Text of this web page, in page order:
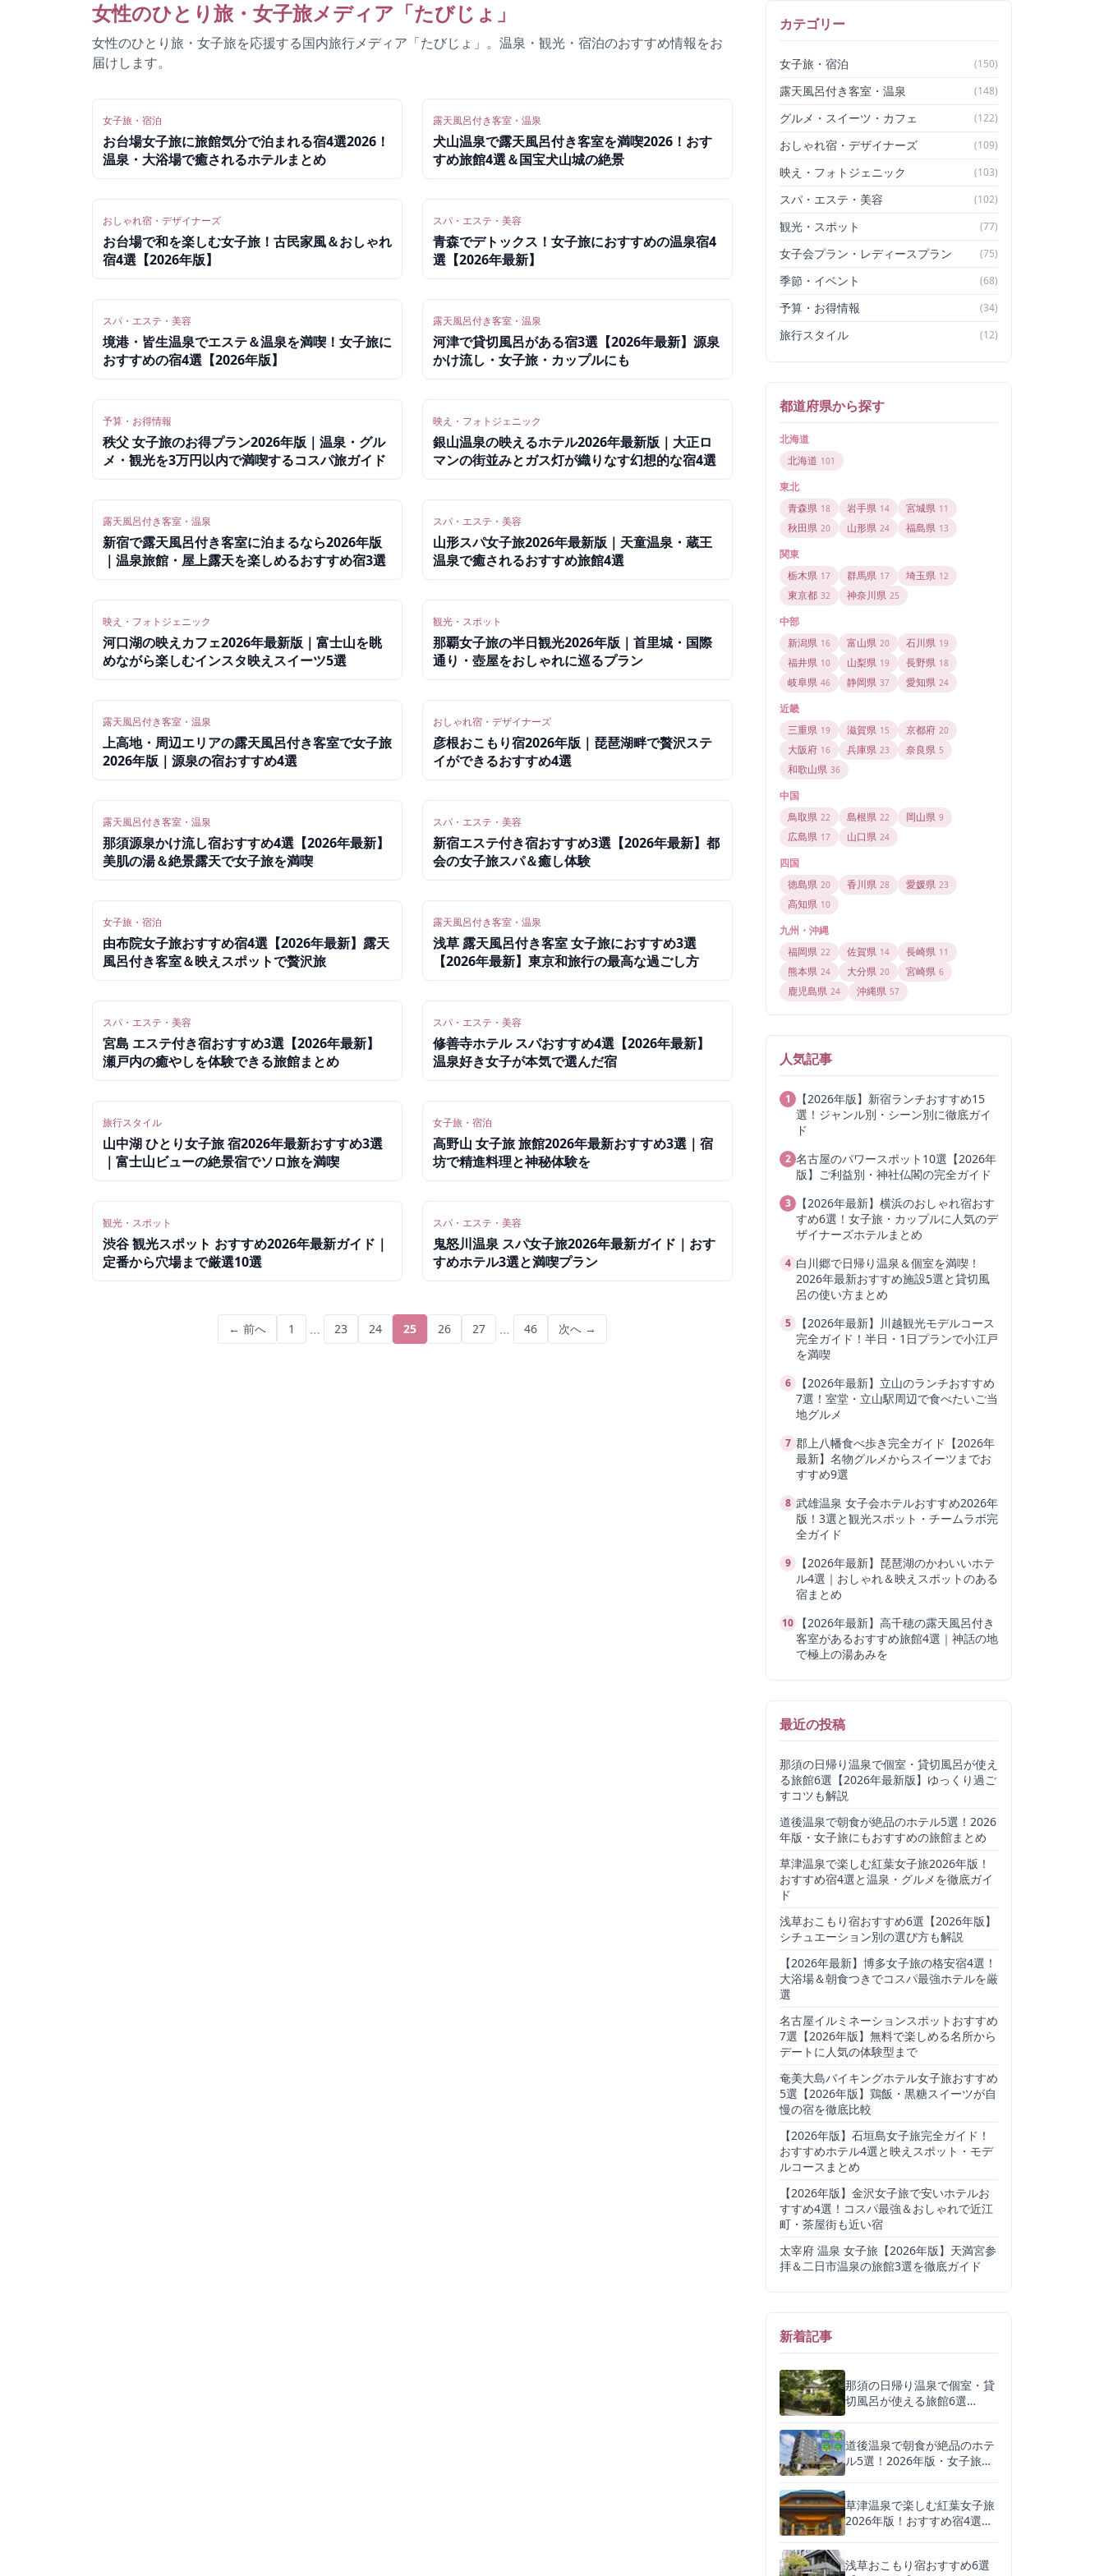
女性のひとり旅・女子旅メディア「たびじょ 」
女性のひとり旅・女子旅を応援する国内旅行メディア「たびじょ」。温泉・観光・宿泊のおすすめ情報をお
届けします。
女子旅・宿泊
お台場女子旅に旅館気分で泊まれる宿4選2026！
温泉・大浴場で癒されるホテルまとめ
露天風呂付き客室・温泉
犬山温泉で露天風呂付き客室を満喫2026！おす
すめ旅館4選＆国宝犬山城の絶景
おしゃれ宿・デザイナーズ
お台場で和を楽しむ女子旅！古民家風＆おしゃれ
宿4選【2026年版】
スパ・エステ・美容
青森でデトックス！女子旅におすすめの温泉宿4
選【2026年最新】
スパ・エステ・美容
境港・皆生温泉でエステ＆温泉を満喫！女子旅に
おすすめの宿4選【2026年版】
露天風呂付き客室・温泉
河津で貸切風呂がある宿3選【2026年最新】源泉
かけ流し・女子旅・カップルにも
予算・お得情報
秩父 女子旅のお得プラン2026年版｜温泉・グル
メ・観光を3万円以内で満喫するコスパ旅ガイド
映え・フォトジェニック
銀山温泉の映えるホテル2026年最新版｜大正ロ
マンの街並みとガス灯が織りなす幻想的な宿4選
露天風呂付き客室・温泉
新宿で露天風呂付き客室に泊まるなら2026年版
｜温泉旅館・屋上露天を楽しめるおすすめ宿3選
スパ・エステ・美容
山形スパ女子旅2026年最新版｜天童温泉・蔵王
温泉で癒されるおすすめ旅館4選
映え・フォトジェニック
河口湖の映えカフェ2026年最新版｜富士山を眺
めながら楽しむインスタ映えスイーツ5選
観光・スポット
那覇女子旅の半日観光2026年版｜首里城・国際
通り・壺屋をおしゃれに巡るプラン
露天風呂付き客室・温泉
上高地・周辺エリアの露天風呂付き客室で女子旅
2026年版｜源泉の宿おすすめ4選
おしゃれ宿・デザイナーズ
彦根おこもり宿2026年版｜琵琶湖畔で贅沢ステ
イができるおすすめ4選
露天風呂付き客室・温泉
那須源泉かけ流し宿おすすめ4選【2026年最新】
美肌の湯＆絶景露天で女子旅を満喫
スパ・エステ・美容
新宿エステ付き宿おすすめ3選【2026年最新】都
会の女子旅スパ＆癒し体験
女子旅・宿泊
由布院女子旅おすすめ宿4選【2026年最新】露天
風呂付き客室＆映えスポットで贅沢旅
露天風呂付き客室・温泉
浅草 露天風呂付き客室 女子旅におすすめ3選
【2026年最新】東京和旅行の最高な過ごし方
スパ・エステ・美容
宮島 エステ付き宿おすすめ3選【2026年最新】
瀬戸内の癒やしを体験できる旅館まとめ
スパ・エステ・美容
修善寺ホテル スパおすすめ4選【2026年最新】
温泉好き女子が本気で選んだ宿
旅行スタイル
山中湖 ひとり女子旅 宿2026年最新おすすめ3選
｜富士山ビューの絶景宿でソロ旅を満喫
女子旅・宿泊
高野山 女子旅 旅館2026年最新おすすめ3選｜宿
坊で精進料理と神秘体験を
観光・スポット
渋谷 観光スポット おすすめ2026年最新ガイド｜
定番から穴場まで厳選10選
スパ・エステ・美容
鬼怒川温泉 スパ女子旅2026年最新ガイド｜おす
すめホテル3選と満喫プラン
← 前へ 1 … 23 24 25 26 27 … 46 次へ →
カテゴリー
女子旅・宿泊 (150)
露天風呂付き客室・温泉 (148)
グルメ・スイーツ・カフェ (122)
おしゃれ宿・デザイナーズ (109)
映え・フォトジェニック (103)
スパ・エステ・美容 (102)
観光・スポット (77)
女子会プラン・レディースプラン (75)
季節・イベント (68)
予算・お得情報 (34)
旅行スタイル (12)
都道府県から探す
北海道
北海道 101
東北
青森県 18 岩手県 14 宮城県 11
秋田県 20 山形県 24 福島県 13
関東
栃木県 17 群馬県 17 埼玉県 12
東京都 32 神奈川県 25
中部
新潟県 16 富山県 20 石川県 19
福井県 10 山梨県 19 長野県 18
岐阜県 46 静岡県 37 愛知県 24
近畿
三重県 19 滋賀県 15 京都府 20
大阪府 16 兵庫県 23 奈良県 5
和歌山県 36
中国
鳥取県 22 島根県 22 岡山県 9
広島県 17 山口県 24
四国
徳島県 20 香川県 28 愛媛県 23
高知県 10
九州・沖縄
福岡県 22 佐賀県 14 長崎県 11
熊本県 24 大分県 20 宮崎県 6
鹿児島県 24 沖縄県 57
人気記事
1
【2026年版】新宿ランチおすすめ15
選！ジャンル別・シーン別に徹底ガイ
ド
2 名古屋のパワースポット10選【2026年
版】ご利益別・神社仏閣の完全ガイド
3
【2026年最新】横浜のおしゃれ宿おす
すめ6選！女子旅・カップルに人気のデ
ザイナーズホテルまとめ
4 白川郷で日帰り温泉＆個室を満喫！
2026年最新おすすめ施設5選と貸切風
呂の使い方まとめ
5
【2026年最新】川越観光モデルコース
完全ガイド！半日・1日プランで小江戸
を満喫
6
【2026年最新】立山のランチおすすめ
7選！室堂・立山駅周辺で食べたいご当
地グルメ
7 郡上八幡食べ歩き完全ガイド【2026年
最新】名物グルメからスイーツまでお
すすめ9選
8 武雄温泉 女子会ホテルおすすめ2026年
版！3選と観光スポット・チームラボ完
全ガイド
9
【2026年最新】琵琶湖のかわいいホテ
ル4選｜おしゃれ＆映えスポットのある
宿まとめ
10
【2026年最新】高千穂の露天風呂付き
客室があるおすすめ旅館4選｜神話の地
で極上の湯あみを
最近の投稿
那須の日帰り温泉で個室・貸切風呂が使え
る旅館6選【2026年最新版】ゆっくり過ご
すコツも解説
道後温泉で朝食が絶品のホテル5選！2026
年版・女子旅にもおすすめの旅館まとめ
草津温泉で楽しむ紅葉女子旅2026年版！
おすすめ宿4選と温泉・グルメを徹底ガイ
ド
浅草おこもり宿おすすめ6選【2026年版】
シチュエーション別の選び方も解説
【2026年最新】博多女子旅の格安宿4選！
大浴場＆朝食つきでコスパ最強ホテルを厳
選
名古屋イルミネーションスポットおすすめ
7選【2026年版】無料で楽しめる名所から
デートに人気の体験型まで
奄美大島バイキングホテル女子旅おすすめ
5選【2026年版】鶏飯・黒糖スイーツが自
慢の宿を徹底比較
【2026年版】石垣島女子旅完全ガイド！
おすすめホテル4選と映えスポット・モデ
ルコースまとめ
【2026年版】金沢女子旅で安いホテルお
すすめ4選！コスパ最強＆おしゃれで近江
町・茶屋街も近い宿
太宰府 温泉 女子旅【2026年版】天満宮参
拝＆二日市温泉の旅館3選を徹底ガイド
新着記事
那須の日帰り温泉で個室・貸
切風呂が使える旅館6選
道後温泉で朝食が絶品のホテ
ル5選！2026年版・女子旅に
草津温泉で楽しむ紅葉女子旅
2026年版！おすすめ宿4選と
浅草おこもり宿おすすめ6選